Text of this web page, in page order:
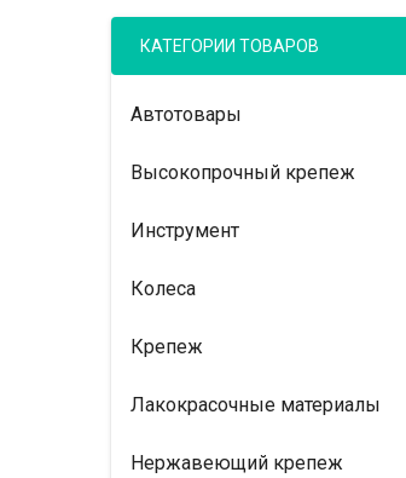
КАТЕГОРИИ ТОВАРОВ
Автотовары
Высокопрочный крепеж
Инструмент
Колеса
Крепеж
Лакокрасочные материалы
Нержавеющий крепеж